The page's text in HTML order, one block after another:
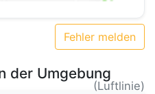
Fehler melden
der Umgebung
(Luftlinie)